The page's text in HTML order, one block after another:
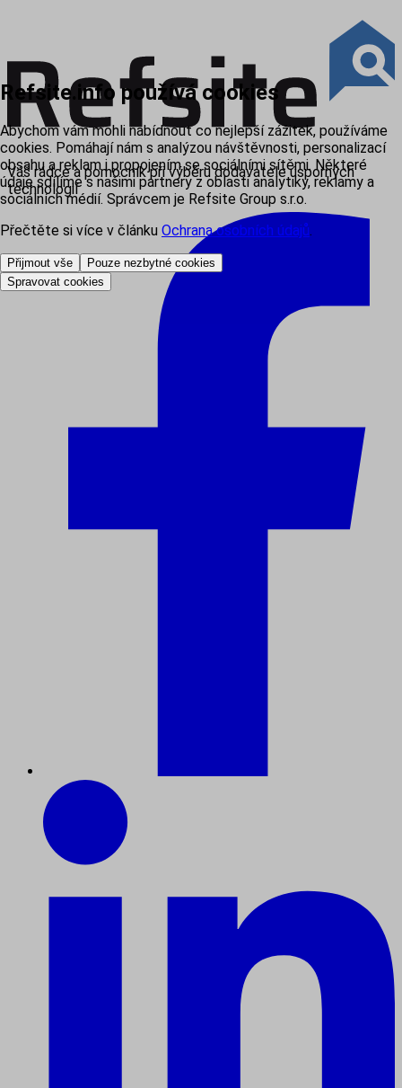
Váš rádce a pomocník při výběru dodavatele úsporných
technologií
Refsite.info používá cookies
Abychom vám mohli nabídnout co nejlepší zážitek, používáme
cookies. Pomáhají nám s analýzou návštěvnosti, personalizací
obsahu a reklam i propojením se sociálními sítěmi. Některé
údaje sdílíme s našimi partnery z oblasti analytiky, reklamy a
sociálních médií. Správcem je Refsite Group s.r.o.
Přečtěte si více v článku Ochrana osobních údajů.
Přijmout vše
Pouze nezbytné cookies
Spravovat cookies